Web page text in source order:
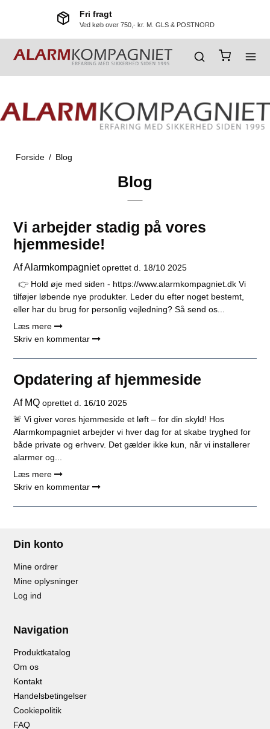
Fri fragt
Ved køb over 750,- kr. M. GLS & POSTNORD
Forside / Blog
Blog
Vi arbejder stadig på vores
hjemmeside!
AfAlarmkompagniet oprettet d. 18/10 2025
👉 Hold øje med siden - https://www.alarmkompagniet.dk Vi
tilføjer løbende nye produkter. Leder du efter noget bestemt,
eller har du brug for personlig vejledning? Så send os...
Læs mere
Skriv en kommentar
Opdatering af hjemmeside
Af MQ oprettet d. 16/10 2025
🚨 Vi giver vores hjemmeside et løft – for din skyld! Hos
Alarmkompagniet arbejder vi hver dag for at skabe tryghed for
både private og erhverv. Det gælder ikke kun, når vi installerer
alarmer og...
Læs mere
Skriv en kommentar
Din konto
Mine ordrer
Mine oplysninger
Log ind
Navigation
Produktkatalog
Om os
Kontakt
Handelsbetingelser
Cookiepolitik
FAQ